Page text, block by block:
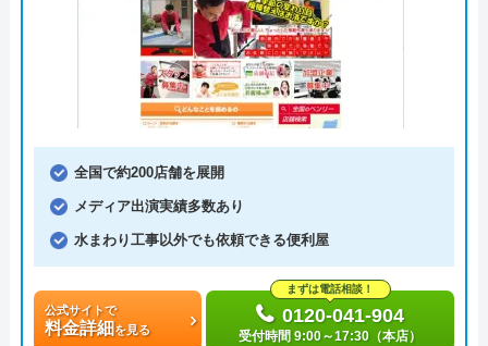
全国で約200店舗を展開
メディア出演実績多数あり
水まわり工事以外でも依頼できる便利屋
公式サイトで
料金詳細を見る
まずは電話相談！
0120-041-904
受付時間 9:00～17:30（本店）